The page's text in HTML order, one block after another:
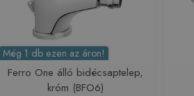
Még 1 db ezen az áron!
Ferro One álló bidécsaptelep,
króm (BFO6)